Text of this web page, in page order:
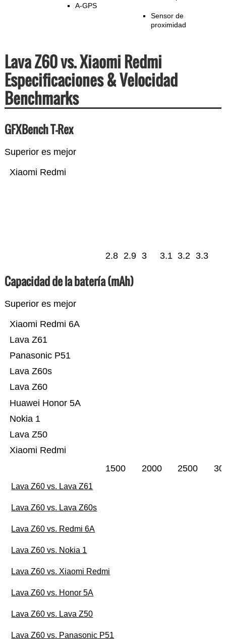
A-GPS
Sensor de
proximidad
Lava Z60 vs. Xiaomi Redmi
Especificaciones & Velocidad
Benchmarks
GFXBench T-Rex
Superior es mejor
Xiaomi Redmi
2.8 2.9 3 3.1 3.2 3.3
Capacidad de la batería (mAh)
Superior es mejor
Xiaomi Redmi
Lava Z50
Nokia 1
Huawei Honor 5A
Lava Z60
Lava Z60s
Panasonic P51
Lava Z61
Xiaomi Redmi 6A
1500 2000 2500
Lava Z60 vs. Lava Z61
Lava Z60 vs. Lava Z60s
Lava Z60 vs. Redmi 6A
Lava Z60 vs. Nokia 1
Lava Z60 vs. Xiaomi Redmi
Lava Z60 vs. Honor 5A
Lava Z60 vs. Lava Z50
Lava Z60 vs. Panasonic P51